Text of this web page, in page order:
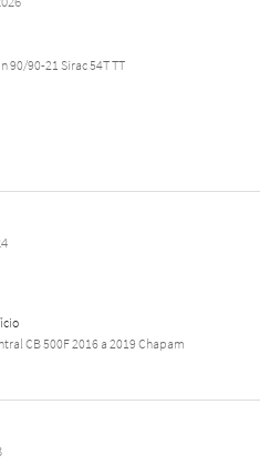
90/90-21 Sirac 54T TT
CB 500F 2016 a 2019 Chapam